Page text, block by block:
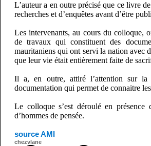
L’auteur a en outre précisé que ce livre
recherches et d’enquêtes avant d’être
Les intervenants, au cours du colloque,
de travaux qui constituent des
mauritaniens qui ont servi la nation avec
que leur vie était entièrement faite de
Il a, en outre, attiré l’attention sur la
documentation qui permet de connaitre
Le colloque s’est déroulé en présence
d’hommes de pensée.
source AMI
chezvlane